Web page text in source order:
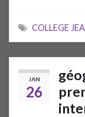
COLLEGE
JAN
26